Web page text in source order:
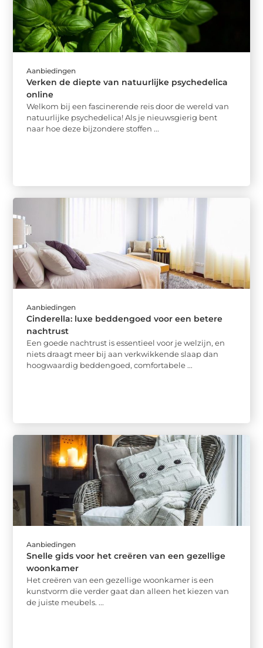
Aanbiedingen
Verken de diepte van natuurlijke psychedelica
online
Welkom bij een fascinerende reis door de wereld van
natuurlijke psychedelica! Als je nieuwsgierig bent
naar hoe deze bijzondere stoffen ...
Aanbiedingen
Cinderella: luxe beddengoed voor een betere
nachtrust
Een goede nachtrust is essentieel voor je welzijn, en
niets draagt meer bij aan verkwikkende slaap dan
hoogwaardig beddengoed, comfortabele ...
Aanbiedingen
Snelle gids voor het creëren van een gezellige
woonkamer
Het creëren van een gezellige woonkamer is een
kunstvorm die verder gaat dan alleen het kiezen van
de juiste meubels. ...